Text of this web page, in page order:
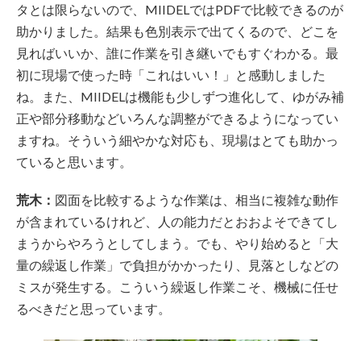
タとは限らないので、MIIDELではPDFで比較できるのが
助かりました。結果も色別表示で出てくるので、どこを
見ればいいか、誰に作業を引き継いでもすぐわかる。最
初に現場で使った時「これはいい！」と感動しました
ね。また、MIIDELは機能も少しずつ進化して、ゆがみ補
正や部分移動などいろんな調整ができるようになってい
ますね。そういう細やかな対応も、現場はとても助かっ
ていると思います。
荒木： 図面を比較するような作業は、相当に複雑な動作
が含まれているけれど、人の能力だとおおよそできてし
まうからやろうとしてしまう。でも、やり始めると「大
量の繰返し作業」で負担がかかったり、見落としなどの
ミスが発生する。こういう繰返し作業こそ、機械に任せ
るべきだと思っています。